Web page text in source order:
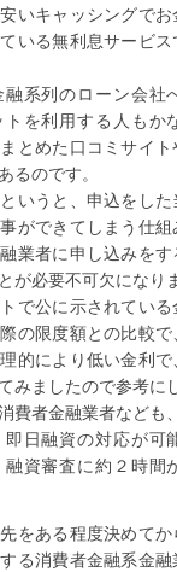
いキャッシングで
いる無利息サービ
系列のローン会社
を利用する人もか
とめた口コミサイ
るのです。
いうと、申込をし
ができてしまう仕
業者に申し込みを
が必要不可欠になり
で公に示されてい
の限度額との比較
的により低い金利
みましたので参考に
費者金融業者なども
日融資の対応が可
資審査に約２時間
をある程度決めて
る消費者金融系金